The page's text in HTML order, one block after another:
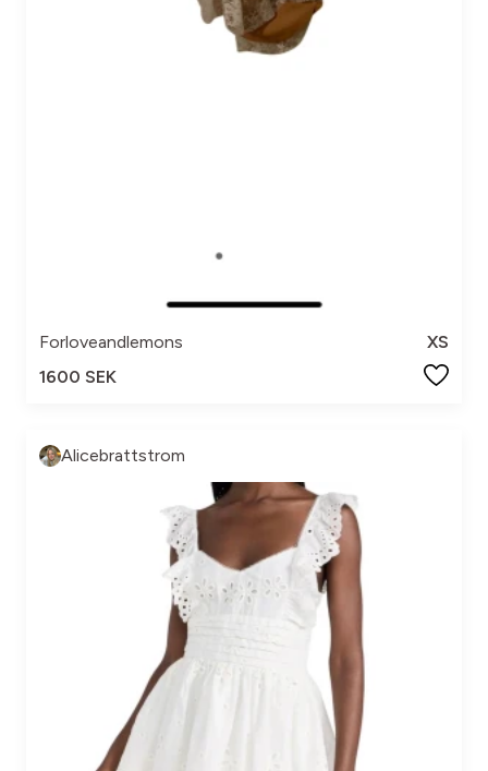
Forloveandlemons
XS
1600 SEK
Alicebrattstrom